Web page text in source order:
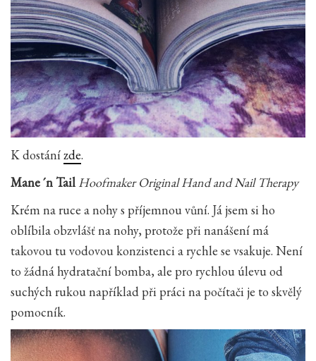
K dostánízde.
Mane ´n Tail Hoofmaker Original Hand and Nail Therapy
Krém na ruce a nohy s příjemnou vůní. Já jsem si ho
oblíbila obzvlášť na nohy, protože při nanášení má
takovou tu vodovou konzistenci a rychle se vsakuje. Není
to žádná hydratační bomba, ale pro rychlou úlevu od
suchých rukou například při práci na počítači je to skvělý
pomocník.